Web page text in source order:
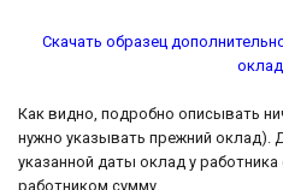
Скачать образец
Как видно, подробно описывать
нужно указывать прежний оклад).
указанной даты оклад у
работником сумму.